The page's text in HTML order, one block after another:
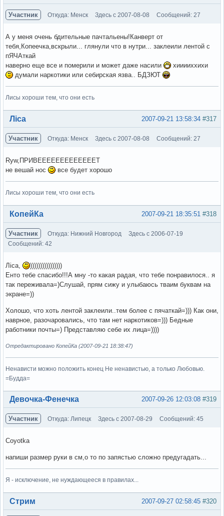
Участник Откуда: Менск Здесь с 2007-08-08 Сообщений: 27
А у меня очень бдительные пачтальены!Канверт от
тебя,Копеечка,вскрыли... глянули что в нутри... заклеили лентой с
пЯЧАткай
наверно еще все и померили и может даже насили
хииииххихи
думали наркотики или себирская язва.. БДЗЮТ
Лисы хороши тем, что они есть
Вне форума #317
2007-09-21 13:58:34
Ліса
Участник Откуда: Менск Здесь с 2007-08-08 Сообщений: 27
Ryw,ПРИВЕЕЕЕЕЕЕЕЕЕЕЕЕТ
не вешай нос
все будет хорошо
Лисы хороши тем, что они есть
Вне форума #318
2007-09-21 18:35:51
КопейКа
Участник Откуда: Нижний Новгород
Здесь с 2006-07-19
Сообщений: 42
Лiса,
))))))))))))))))
Енто тебе спасибо!!!А мну -то какая радая, что тебе понравилося.. я
так переживала=)Слушай, прям сижу и улыбаюсь тваим буквам на
экране=))
Холошо, что хоть лентой заклеили..тем более с пячаткай=))) Как они,
наврное, разочаровались, что там нет наркотиков=))) Бедные
работники почты=) Представляю себе их лица=))))
Отредактировано КопейКа (2007-09-21 18:38:47)
Ненависти можно положить конец Не ненавистью, а только Любовью.
=Будда=
Вне форума #319
2007-09-26 12:03:08
Девочка-Фенечка
Участник Откуда: Липецк Здесь с 2007-08-29 Сообщений: 45
Coyotka
напиши размер руки в см,о то по запястью сложно предугадать...
Я - исключение, не нуждающееся в правилах...
Вне форума #320
2007-09-27 02:58:45
Стрим